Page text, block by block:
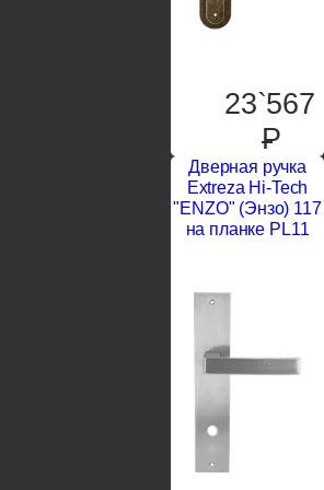
23`567
P
Дверная ручка
Extreza Hi-Tech
"ENZO" (Энзо) 117
на планке PL11